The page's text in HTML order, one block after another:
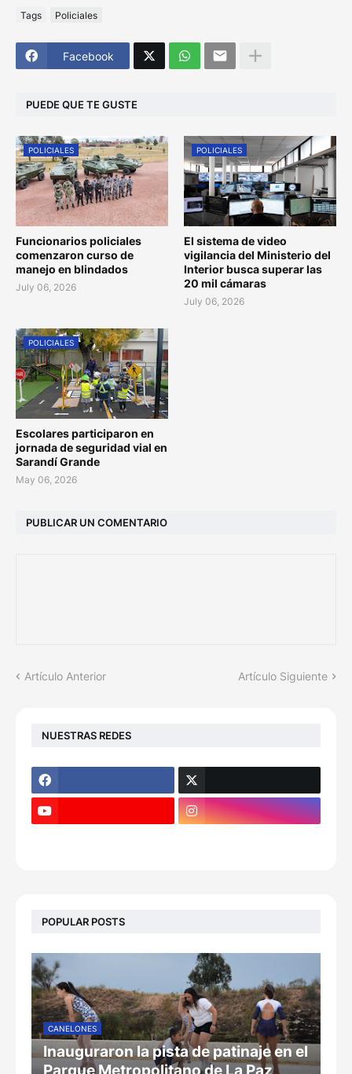
Tags Policiales
Facebook
PUEDE QUE TE GUSTE
POLICIALES
Funcionarios policiales
comenzaron curso de
manejo en blindados
July 06, 2026
POLICIALES
El sistema de video
vigilancia del Ministerio del
Interior busca superar las
20 mil cámaras
July 06, 2026
POLICIALES
Escolares participaron en
jornada de seguridad vial en
Sarandí Grande
May 06, 2026
PUBLICAR UN COMENTARIO
Artículo Anterior Artículo Siguiente
NUESTRAS REDES
POPULAR POSTS
CANELONES
Inauguraron la pista de patinaje en el